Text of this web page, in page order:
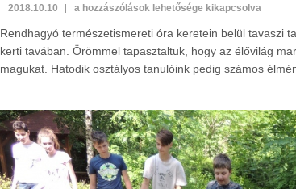
2018.10.10
Kerti
takarítása
bejegyzéshez
a hozzászólások lehetősége kikapcsolva
Rendhagyó természetismereti óra keretein belül tavaszi
kerti tavában. Örömmel tapasztaltuk, hogy az élővilág
magukat. Hatodik osztályos tanulóink pedig számos